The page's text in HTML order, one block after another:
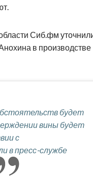
Сиб.фм
в производстве
будет
вины будет
с
в пресс-службе